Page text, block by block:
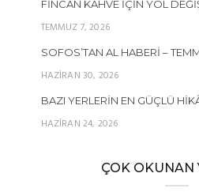
FINCAN KAHVE İÇIN YOL
TEMMUZ 7, 2026
SOFOS’TAN AL HABERI –
HAZIRAN 30, 2026
BAZI YERLERIN EN GÜÇLÜ
HAZIRAN 24, 2026
ÇOK OKUNAN